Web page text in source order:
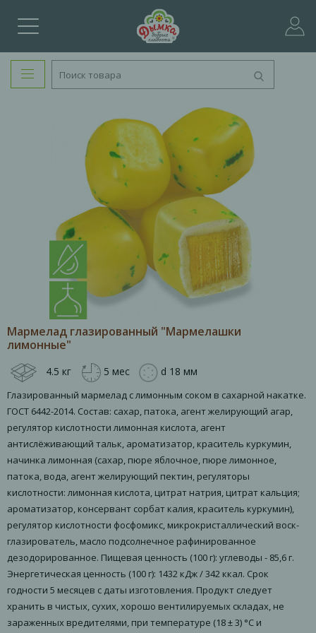
Мармелад глазированный "Мармелашки
лимонные"
4.5 кг 5 мес d 18 мм
Глазированный мармелад с лимонным соком в сахарной накатке.
ГОСТ 6442-2014. Состав: сахар, патока, агент желирующий агар,
регулятор кислотности лимонная кислота, агент
антислёживающий тальк, ароматизатор, краситель куркумин,
начинка лимонная (сахар, пюре яблочное, пюре лимонное,
патока, вода, агент желирующий пектин, регуляторы
кислотности: лимонная кислота, цитрат натрия, цитрат кальция;
ароматизатор, консервант сорбат калия, краситель куркумин),
регулятор кислотности фосфомикс, микрокристаллический воск-
глазирователь, масло подсолнечное рафинированное
дезодорированное. Пищевая ценность (100 г): углеводы - 85,6 г.
Энергетическая ценность (100 г): 1432 кДж / 342 ккал. Срок
годности 5 месяцев с даты изготовления. Продукт следует
хранить в чистых, сухих, хорошо вентилируемых складах, не
зараженных вредителями, при температуре (18 ± 3) °С и